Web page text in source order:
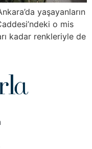
yaşayanların
o mis
kadar renkleriyle de